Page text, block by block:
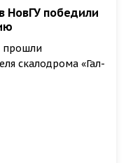
НовГУ победили
прошли
скалодрома «Гал-